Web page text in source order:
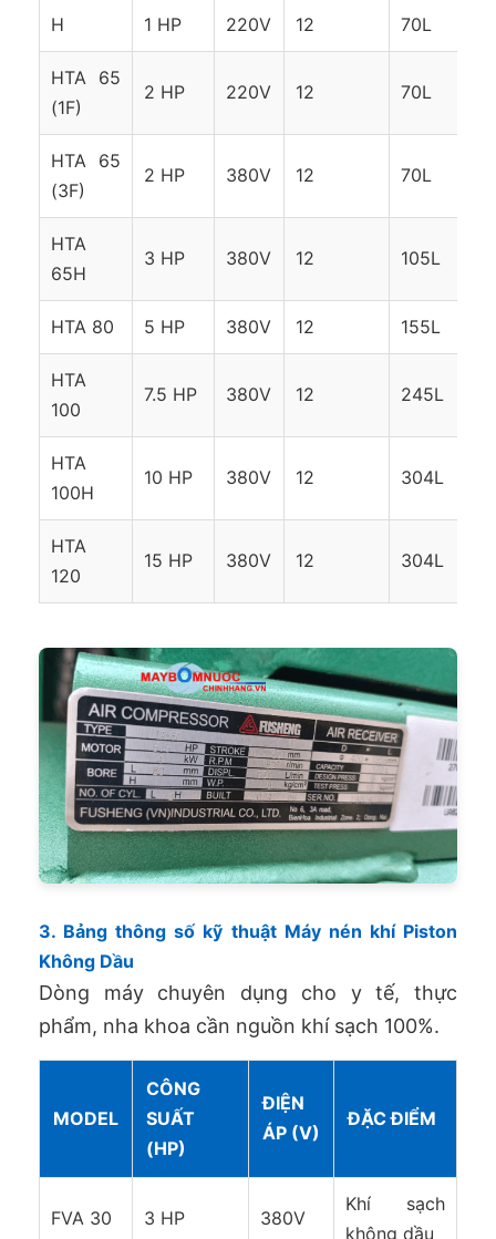
H 1 HP 220V 12 70L
HTA 65
(1F)
2 HP 220V 12 70L
HTA 65
(3F)
2 HP 380V 12 70L
HTA
65H
3 HP 380V 12 105L
HTA 80 5 HP 380V 12 155L
HTA
100
7.5 HP 380V 12 245L
HTA
100H
10 HP 380V 12 304L
HTA
120
15 HP 380V 12 304L
3. Bảng thông số kỹ thuật Máy nén khí Piston
Không Dầu
Dòng máy chuyên dụng cho y tế, thực
phẩm, nha khoa cần nguồn khí sạch 100%.
MODEL
CÔNG
SUẤT
(HP)
ĐIỆN
ÁP (V)
ĐẶC ĐIỂM
FVA 30 3 HP 380V
Khí sạch
không dầu